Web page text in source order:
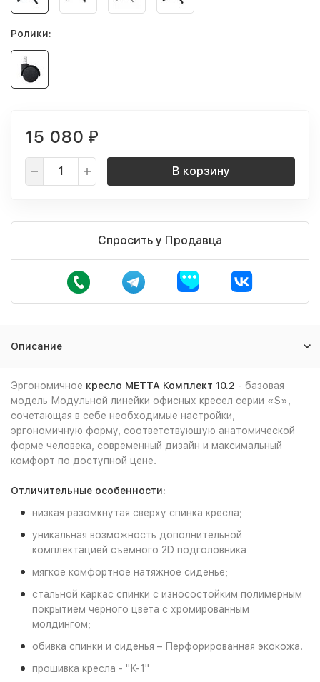
Ролики:
15 080 ₽
В корзину
Спросить у Продавца
Описание
Эргономичное кресло МЕТТА Комплект 10.2 - базовая
модель Модульной линейки офисных кресел серии «S»,
сочетающая в себе необходимые настройки,
эргономичную форму, соответствующую анатомической
форме человека, современный дизайн и максимальный
комфорт по доступной цене.
Отличительные особенности:
низкая разомкнутая сверху спинка кресла;
уникальная возможность дополнительной
комплектацией съемного 2D подголовника
мягкое комфортное натяжное сиденье;
стальной каркас спинки с износостойким полимерным
покрытием черного цвета с хромированным
молдингом;
обивка спинки и сиденья – Перфорированная экокожа.
прошивка кресла - "К-1"